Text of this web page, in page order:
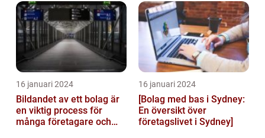
landets...
16 januari 2024
Bildandet av ett bolag är
en viktig process för
många företagare och
16 januari 2024
[Bolag med bas i Sydney:
En översikt över
företagslivet i Sydney]